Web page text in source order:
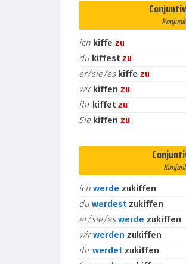
ich kiffe zu
du kiffestzu
er/sie/es kiffe zu
wirkiffen zu
ihrkiffetzu
Sie kiffen zu
ich werde zukiffen
du werdestzukiffen
er/sie/eswerde zukiffen
wirwerden zukiffen
ihrwerdetzukiffen